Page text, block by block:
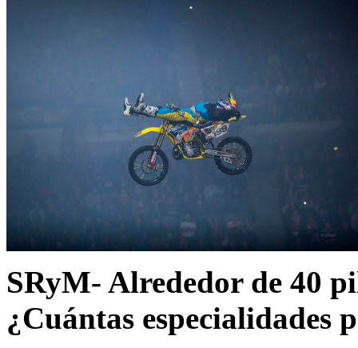
SRyM- Alrededor de 40
¿Cuántas especialidades